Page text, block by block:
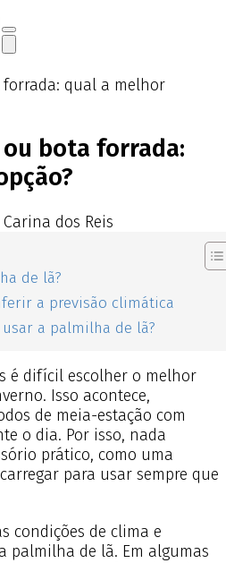
qual a melhor
bota forrada:
Carina dos Reis
de lã?
a previsão climática
a palmilha de lã?
é difícil escolher o melhor
Isso acontece,
de meia-estação com
o dia. Por isso, nada
prático, como uma
para usar sempre que
condições de clima e
palmilha de lã. Em algumas